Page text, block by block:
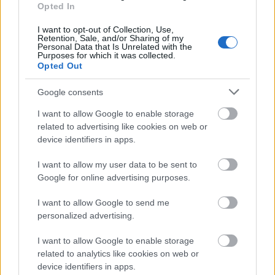
Opted In
I want to opt-out of Collection, Use,
Retention, Sale, and/or Sharing of my
Personal Data that Is Unrelated with the
Purposes for which it was collected.
Opted Out
Google consents
I want to allow Google to enable storage
related to advertising like cookies on web or
device identifiers in apps.
I want to allow my user data to be sent to
Google for online advertising purposes.
I want to allow Google to send me
personalized advertising.
I want to allow Google to enable storage
related to analytics like cookies on web or
device identifiers in apps.